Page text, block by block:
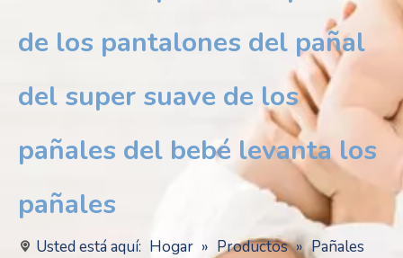
de los pantalones del pañal
del super suave de los
pañales del bebé levanta los
pañales
Usted está aquí: Hogar » Productos » Pañales